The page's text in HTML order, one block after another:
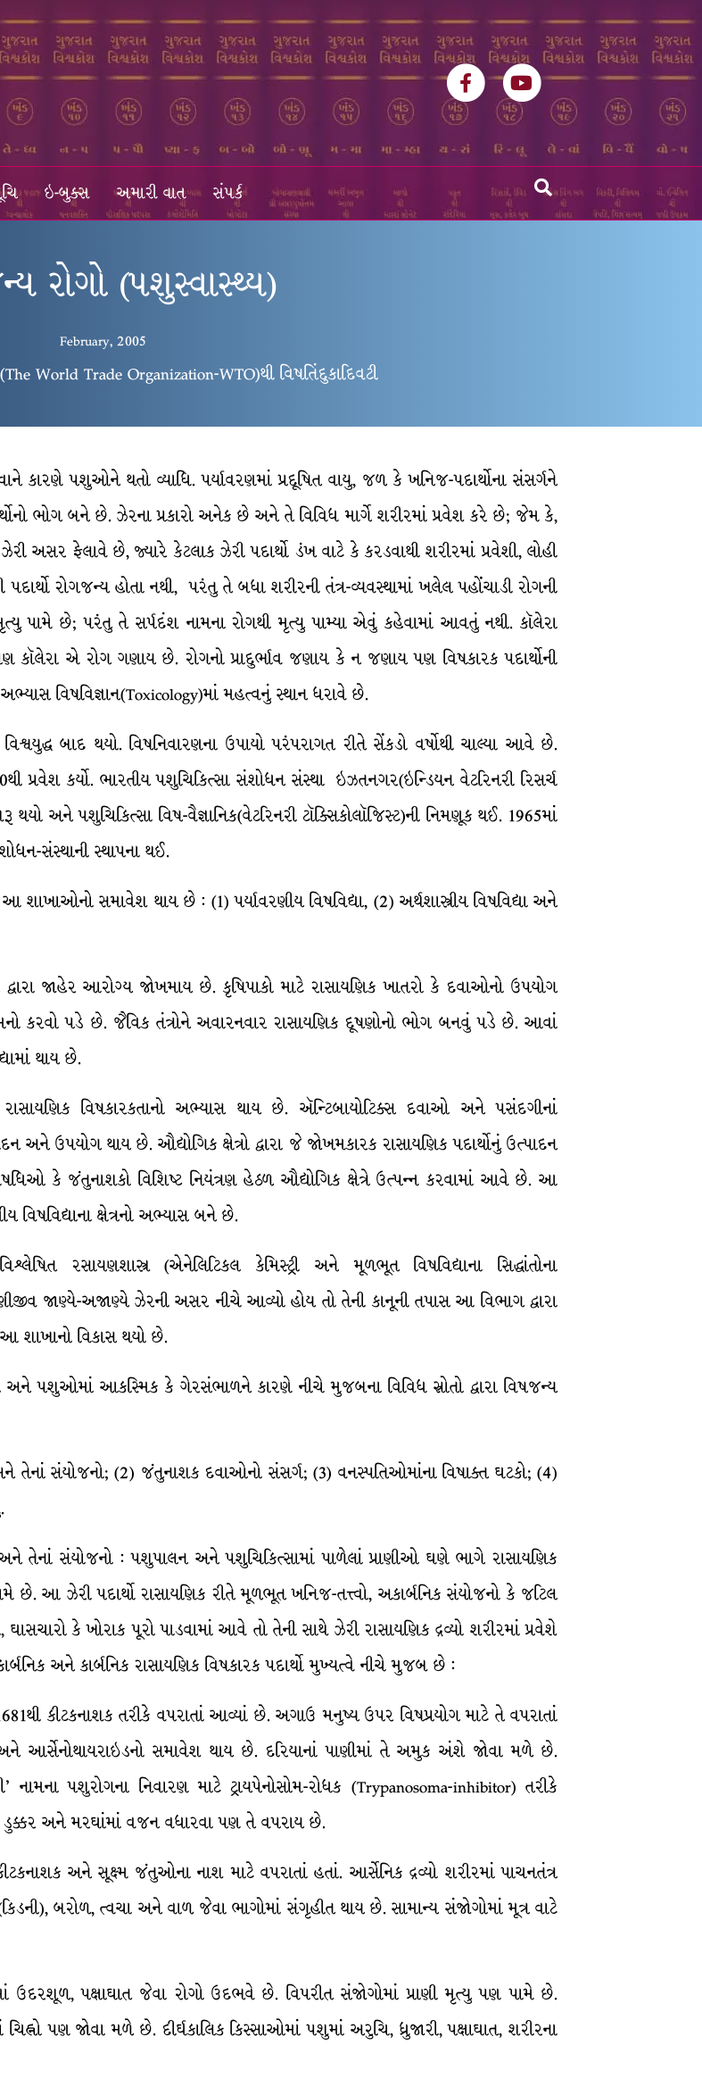
FacebookYoutube
ઇ-બુક્સ અમારી વાત સંપર્ક
રોગો (પશુસ્વાસ્થ્ય)
February, 2005
World Trade Organization-WTO)થી વિષતિંદુકાદિવટી
કારણે પશુઓને થતો વ્યાધિ. પર્યાવરણમાં પ્રદૂષિત વાયુ, જળ કે ખનિજ-પદાર્થોના સંસર્ગને
ભોગ બને છે. ઝેરના પ્રકારો અનેક છે અને તે વિવિધ માર્ગે શરીરમાં પ્રવેશ કરે છે; જેમ કે,
ઝેરી અસર ફેલાવે છે, જ્યારે કેટલાક ઝેરી પદાર્થો ડંખ વાટે કે કરડવાથી શરીરમાં પ્રવેશી, લોહી
રોગજન્ય હોતા નથી, પરંતુ તે બધા શરીરની તંત્ર-વ્યવસ્થામાં ખલેલ પહોંચાડી રોગની
પામે છે; પરંતુ તે સર્પદંશ નામના રોગથી મૃત્યુ પામ્યા એવું કહેવામાં આવતું નથી. કૉલેરા
કૉલેરા એ રોગ ગણાય છે. રોગનો પ્રાદુર્ભાવ જણાય કે ન જણાય પણ વિષકારક પદાર્થોની
વિષવિજ્ઞાન(Toxicology)માં મહત્વનું સ્થાન ધરાવે છે.
બાદ થયો. વિષનિવારણના ઉપાયો પરંપરાગત રીતે સેંકડો વર્ષોથી ચાલ્યા આવે છે.
પ્રવેશ કર્યો. ભારતીય પશુચિકિત્સા સંશોધન સંસ્થા ઇઝતનગર(ઇન્ડિયન વેટરિનરી રિસર્ચ
થયો અને પશુચિકિત્સા વિષ-વૈજ્ઞાનિક(વેટરિનરી ટૉક્સિકોલૉજિસ્ટ)ની નિમણૂક થઈ. 1965માં
સંસ્થાની સ્થાપના થઈ.
શાખાઓનો સમાવેશ થાય છે : (1) પર્યાવરણીય વિષવિદ્યા, (2) અર્થશાસ્ત્રીય વિષવિદ્યા અને
જાહેર આરોગ્ય જોખમાય છે. કૃષિપાકો માટે રાસાયણિક ખાતરો કે દવાઓનો ઉપયોગ
કરવો પડે છે. જૈવિક તંત્રોને અવારનવાર રાસાયણિક દૂષણોનો ભોગ બનવું પડે છે. આવાં
થાય છે.
વિષકારકતાનો અભ્યાસ થાય છે. ઍન્ટિબાયોટિક્સ દવાઓ અને પસંદગીનાં
અને ઉપયોગ થાય છે. ઔદ્યોગિક ક્ષેત્રો દ્વારા જે જોખમકારક રાસાયણિક પદાર્થોનું ઉત્પાદન
કે જંતુનાશકો વિશિષ્ટ નિયંત્રણ હેઠળ ઔદ્યોગિક ક્ષેત્રે ઉત્પન્ન કરવામાં આવે છે. આ
વિષવિદ્યાના ક્ષેત્રનો અભ્યાસ બને છે.
રસાયણશાસ્ત્ર (એનેલિટિકલ કેમિસ્ટ્રી અને મૂળભૂત વિષવિદ્યાના સિદ્ધાંતોના
જાણ્યે-અજાણ્યે ઝેરની અસર નીચે આવ્યો હોય તો તેની કાનૂની તપાસ આ વિભાગ દ્વારા
શાખાનો વિકાસ થયો છે.
અને પશુઓમાં આકસ્મિક કે ગેરસંભાળને કારણે નીચે મુજબના વિવિધ સ્રોતો દ્વારા વિષજન્ય
અને તેનાં સંયોજનો; (2) જંતુનાશક દવાઓનો સંસર્ગ; (3) વનસ્પતિઓમાંના વિષાક્ત ઘટકો; (4)
અને તેનાં સંયોજનો : પશુપાલન અને પશુચિકિત્સામાં પાળેલાં પ્રાણીઓ ઘણે ભાગે રાસાયણિક
આ ઝેરી પદાર્થો રાસાયણિક રીતે મૂળભૂત ખનિજ-તત્ત્વો, અકાર્બનિક સંયોજનો કે જટિલ
કે ખોરાક પૂરો પાડવામાં આવે તો તેની સાથે ઝેરી રાસાયણિક દ્રવ્યો શરીરમાં પ્રવેશે
અને કાર્બનિક રાસાયણિક વિષકારક પદાર્થો મુખ્યત્વે નીચે મુજબ છે :
કીટકનાશક તરીકે વપરાતાં આવ્યાં છે. અગાઉ મનુષ્ય ઉપર વિષપ્રયોગ માટે તે વપરાતાં
અને આર્સેનોથાયરાઇડનો સમાવેશ થાય છે. દરિયાનાં પાણીમાં તે અમુક અંશે જોવા મળે છે.
નામના પશુરોગના નિવારણ માટે ટ્રાયપેનોસોમ-રોધક (Trypanosoma-inhibitor) તરીકે
અને મરઘાંમાં વજન વધારવા પણ તે વપરાય છે.
અને સૂક્ષ્મ જંતુઓના નાશ માટે વપરાતાં હતાં. આર્સેનિક દ્રવ્યો શરીરમાં પાચનતંત્ર
(કિડની), બરોળ, ત્વચા અને વાળ જેવા ભાગોમાં સંગૃહીત થાય છે. સામાન્ય સંજોગોમાં મૂત્ર વાટે
પક્ષાઘાત જેવા રોગો ઉદભવે છે. વિપરીત સંજોગોમાં પ્રાણી મૃત્યુ પણ પામે છે.
પણ જોવા મળે છે. દીર્ઘકાલિક કિસ્સાઓમાં પશુમાં અરુચિ, ધ્રુજારી, પક્ષાઘાત, શરીરના